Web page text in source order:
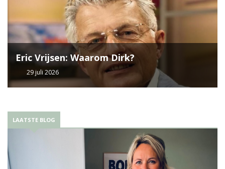
Eric Vrijsen: Waarom Dirk?
29 juli 2026
LAATSTE BLOG